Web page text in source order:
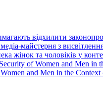
відхилити
майстерня з
жінок та чоловіків у
of Women and Men in
and Men in the Context